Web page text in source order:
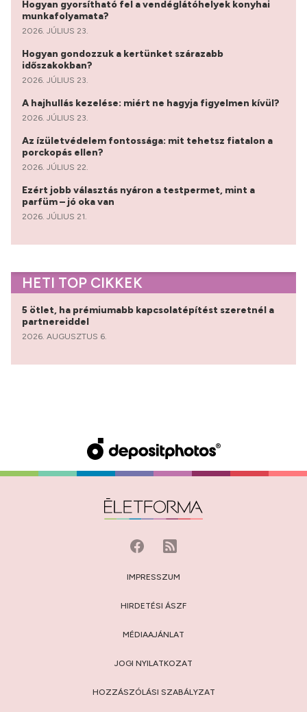
Hogyan gyorsítható fel a vendéglátóhelyek konyhai
munkafolyamata?
2026. JÚLIUS 23.
Hogyan gondozzuk a kertünket szárazabb
időszakokban?
2026. JÚLIUS 23.
A hajhullás kezelése: miért ne hagyja figyelmen kívül?
2026. JÚLIUS 23.
Az ízületvédelem fontossága: mit tehetsz fiatalon a
porckopás ellen?
2026. JÚLIUS 22.
Ezért jobb választás nyáron a testpermet, mint a
parfüm – jó oka van
2026. JÚLIUS 21.
HETI TOP CIKKEK
5 ötlet, ha prémiumabb kapcsolatépítést szeretnél a
partnereiddel
2026. AUGUSZTUS 6.
IMPRESSZUM
HIRDETÉSI ÁSZF
MÉDIAAJÁNLAT
JOGI NYILATKOZAT
HOZZÁSZÓLÁSI SZABÁLYZAT